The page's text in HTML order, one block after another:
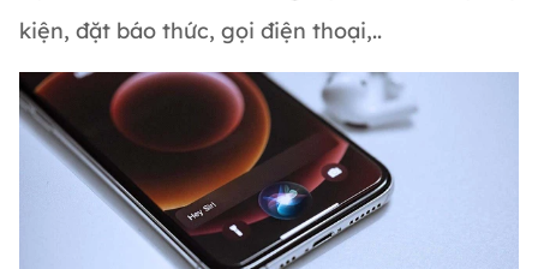
kiện, đặt báo thức, gọi điện thoại,..